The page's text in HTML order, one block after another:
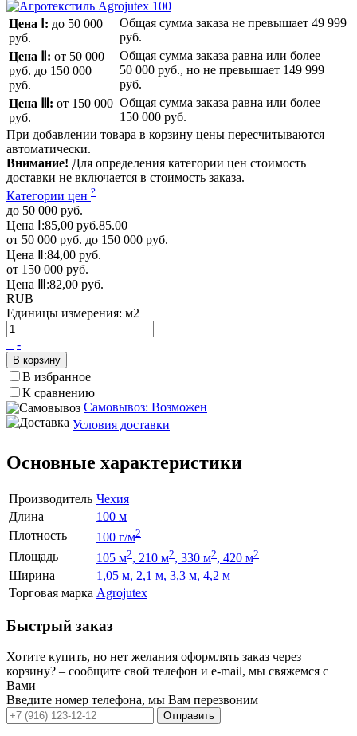
Цена Ⅰ: до 50 000
руб.
Общая сумма заказа не превышает 49 999
руб.
Цена Ⅱ: от 50 000
руб. до 150 000
руб.
Общая сумма заказа равна или более
50 000 руб., но не превышает 149 999
руб.
Цена Ⅲ: от 150 000
руб.
Общая сумма заказа равна или более
150 000 руб.
При добавлении товара в корзину цены пересчитываются
автоматически.
Внимание! Для определения категории цен стоимость
доставки не включается в стоимость заказа.
Категории цен ?
до 50 000 руб.
Цена Ⅰ:85,00 руб.85.00
от 50 000 руб. до 150 000 руб.
Цена Ⅱ:84,00 руб.
от 150 000 руб.
Цена Ⅲ:82,00 руб.
RUB
Единицы измерения: м2
+ -
В корзину
В избранное
К сравнению
Самовывоз: Возможен
Условия доставки
Основные характеристики
Производитель Чехия
Длина
100 м
Плотность
100 г/м2
Площадь 105 м2, 210 м2, 330 м2, 420 м2
Ширина
1,05 м, 2,1 м, 3,3 м, 4,2 м
Торговая марка Agrojutex
Быстрый заказ
Хотите купить, но нет желания оформлять заказ через
корзину? – сообщите свой телефон и e-mail, мы свяжемся с
Вами
Введите номер телефона, мы Вам перезвоним
Отправить